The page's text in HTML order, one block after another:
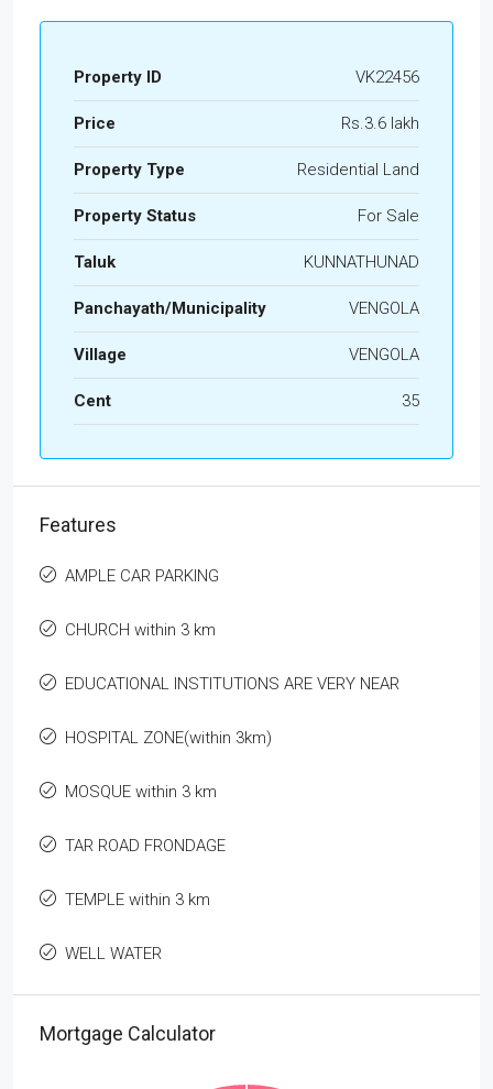
Property ID VK22456
Price Rs.3.6 lakh
Property Type Residential Land
Property Status For Sale
Taluk KUNNATHUNAD
Panchayath/Municipality VENGOLA
Village VENGOLA
Cent 35
Features
AMPLE CAR PARKING
CHURCH within 3 km
EDUCATIONAL INSTITUTIONS ARE VERY NEAR
HOSPITAL ZONE(within 3km)
MOSQUE within 3 km
TAR ROAD FRONDAGE
TEMPLE within 3 km
WELL WATER
Mortgage Calculator